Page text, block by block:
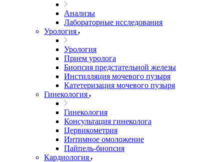
Анализы
Лабораторные исследования
Урология
Урология
Прием уролога
Биопсия предстательной железы
Инстилляция мочевого пузыря
Катетеризация мочевого пузыря
Гинекология
Гинекология
Консультация гинеколога
Цервикометрия
Интимное омоложение
Пайпель-биопсия
Кардиология